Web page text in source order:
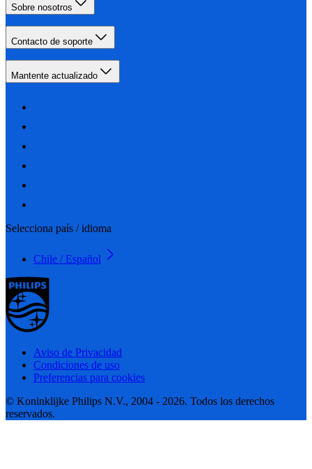
Sobre nosotros
Contacto de soporte
Mantente actualizado
Selecciona país / idioma
Chile / Español
Aviso de Privacidad
Condiciones de uso
Preferencias para cookies
© Koninklijke Philips N.V., 2004 - 2026. Todos los derechos
reservados.